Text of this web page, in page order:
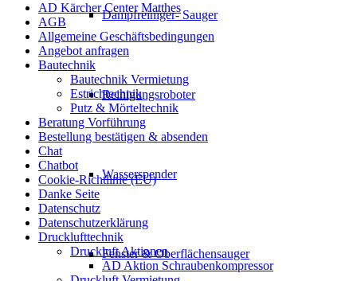
Dampfreiniger- Sauger
Reinigungsroboter
Wasserspender
Fenster & Oberflächensauger
AD Kärcher Center Matthes
AGB
Allgemeine Geschäftsbedingungen
Angebot anfragen
Bautechnik
Bautechnik Vermietung
Estrichtechnik
Putz & Mörteltechnik
Beratung Vorführung
Bestellung bestätigen & absenden
Chat
Chatbot
Cookie-Richtlinie (EU)
Danke Seite
Datenschutz
Datenschutzerklärung
Drucklufttechnik
Druckluft Aktionen
AD Aktion Schraubenkompressor